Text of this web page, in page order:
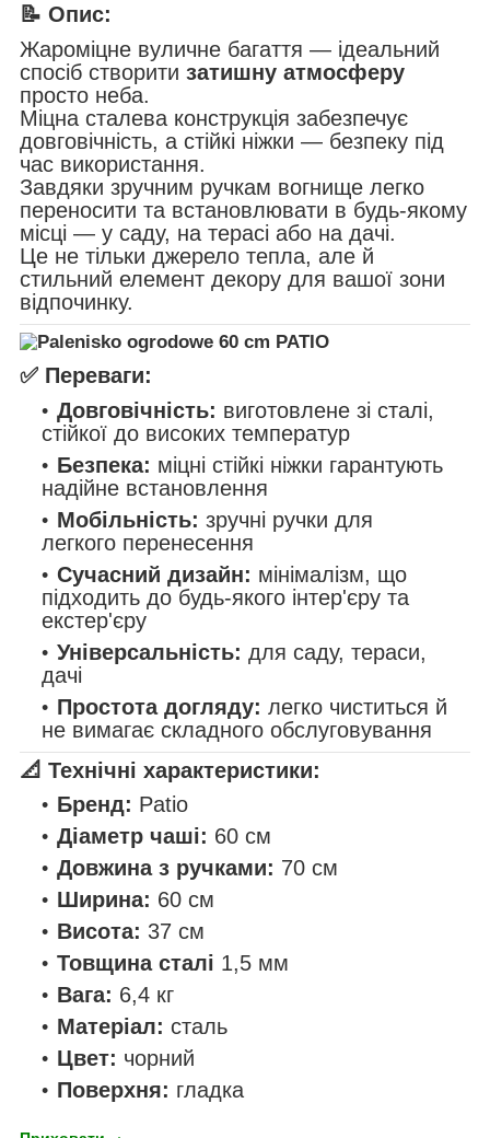
📝 Опис:
Жароміцне вуличне багаття — ідеальний
спосіб створити затишну атмосферу
просто неба.
Міцна сталева конструкція забезпечує
довговічність, а стійкі ніжки — безпеку під
час використання.
Завдяки зручним ручкам вогнище легко
переносити та встановлювати в будь-якому
місці — у саду, на терасі або на дачі.
Це не тільки джерело тепла, але й
стильний елемент декору для вашої зони
відпочинку.
✅ Переваги:
Довговічність: виготовлене зі сталі,
стійкої до високих температур
Безпека: міцні стійкі ніжки гарантують
надійне встановлення
Мобільність: зручні ручки для
легкого перенесення
Сучасний дизайн: мінімалізм, що
підходить до будь-якого інтер'єру та
екстер'єру
Універсальність: для саду, тераси,
дачі
Простота догляду: легко чиститься й
не вимагає складного обслуговування
📐 Технічні характеристики:
Бренд: Patio
Діаметр чаші: 60 см
Довжина з ручками: 70 см
Ширина: 60 см
Висота: 37 см
Товщина сталі 1,5 мм
Вага: 6,4 кг
Матеріал: сталь
Цвет: чорний
Поверхня: гладка